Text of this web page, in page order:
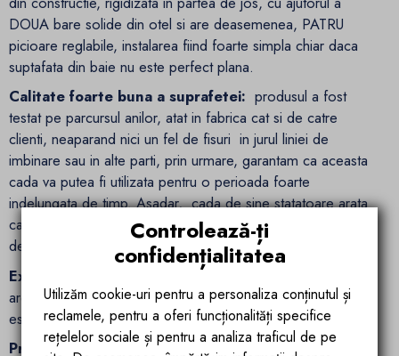
DOUA bare solide din otel si are deasemenea, PATRU
picioare reglabile, instalarea fiind foarte simpla chiar daca
suptafata din baie nu este perfect plana.
Calitate foarte buna a suprafetei: produsul a fost
testat pe parcursul anilor, atat in fabrica cat si de catre
clienti, neaparand nici un fel de fisuri in jurul liniei de
imbinare sau in alte parti, prin urmare, garantam ca aceasta
cada va putea fi utilizata pentru o perioada foarte
indelungata de timp. Asadar, cada de sine statatoare arata
ca o structura dintr-o singura piesa, fara diferente notabile
de imbinare si culoare!
Extra informatii
- cada, atat in interior, cat si in exterior,
are culoare acrilica - ne referim la culoarea foii acrilice, nu
este vopsita .
Procesul de productie si calitate- toate cazile din acril
Controlează-ți
confidențialitatea
Utilizăm cookie-uri pentru a personaliza conținutul și
reclamele, pentru a oferi funcționalități specifice
rețelelor sociale și pentru a analiza traficul de pe